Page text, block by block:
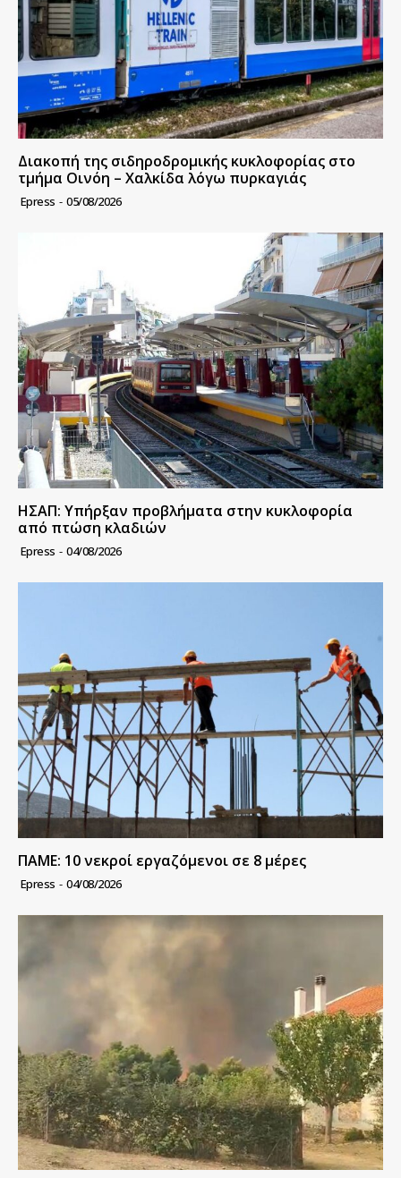
Διακοπή της σιδηροδρομικής κυκλοφορίας στο
τμήμα Οινόη – Χαλκίδα λόγω πυρκαγιάς
Epress - 05/08/2026
ΗΣΑΠ: Υπήρξαν προβλήματα στην κυκλοφορία
από πτώση κλαδιών
Epress - 04/08/2026
ΠΑΜΕ: 10 νεκροί εργαζόμενοι σε 8 μέρες
Epress - 04/08/2026